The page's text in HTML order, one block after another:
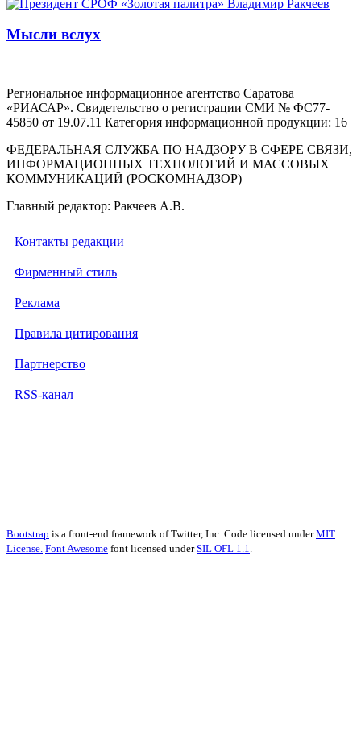
Мысли вслух
Региональное информационное агентство Саратова
«РИАСАР». Свидетельство о регистрации СМИ № ФС77-
45850 от 19.07.11 Категория информационной продукции: 16+
ФЕДЕРАЛЬНАЯ СЛУЖБА ПО НАДЗОРУ В СФЕРЕ СВЯЗИ,
ИНФОРМАЦИОННЫХ ТЕХНОЛОГИЙ И МАССОВЫХ
КОММУНИКАЦИЙ (РОСКОМНАДЗОР)
Главный редактор: Ракчеев А.В.
Контакты редакции
Фирменный стиль
Реклама
Правила цитирования
Партнерство
RSS-канал
Bootstrap is a front-end framework of Twitter, Inc. Code licensed underMIT
License. Font Awesome font licensed underSIL OFL 1.1